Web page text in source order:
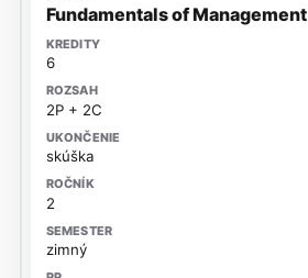
Fundamentals of Management
6
2P + 2C
skúška
2
zimný